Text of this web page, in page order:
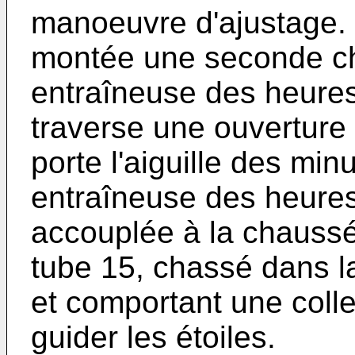
manoeuvre
montée une seconde
entraîneuse des
traverse une
porte l'aiguille des
entraîneuse des
accouplée à la
tube 15, chassé dans
et comportant une
guider les étoiles.